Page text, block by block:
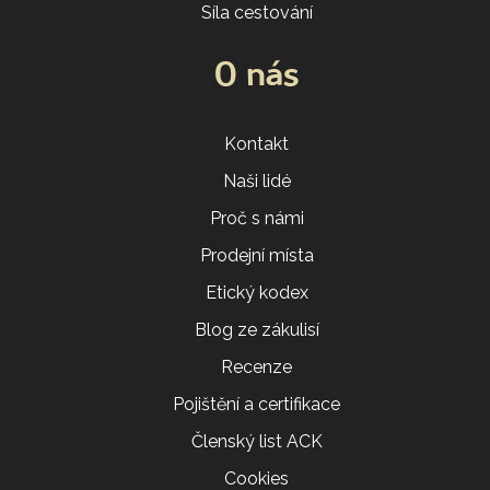
Síla cestování
O nás
Kontakt
Naši lidé
Proč s námi
Prodejní místa
Etický kodex
Blog ze zákulisí
Recenze
Pojištění a certifikace
Členský list ACK
Cookies